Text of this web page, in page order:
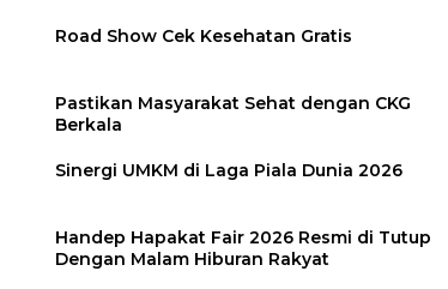
Road Show Cek Kesehatan Gratis
Pastikan Masyarakat Sehat dengan CKG
Berkala
Sinergi UMKM di Laga Piala Dunia 2026
Handep Hapakat Fair 2026 Resmi di Tutup
Dengan Malam Hiburan Rakyat